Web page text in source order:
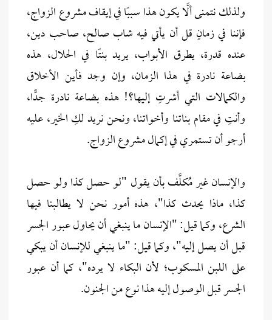
ولذلك نتمنى ألَّا يكون هذا سببًا في إيقاف مشروع الزواج،
فإننا في زمانٍ قل أن يأتي فيه شاب صالح، صاحب دين،
عنده قدرة، يطرق الأبواب، يريد بنتًا في الحلال، هذه
بضاعة نادرة في هذا الزمان، وإن وجد فأين الأخلاق
والكمالات التي أشرتِ إليها؟! هذه بضاعة نادرة جدًّا،
وأنتِ في مقام بناتنا وأخواتنا، ونحن نريد لكِ الخير، عليه
أرجو أن تستمري في إكمال مشروع الزواج.
والإنسان غير مُكلَّف بأن يقول "لو حصل كذا ولو حصل
كذا، ماذا يحدث كذا"، هذه أمور نحن لا يطالبنا فيها
الشرع، وكما قيل: "الإنسان ما ينبغي أن يحاول عبور الجسر
قبل أن يصل إليه"، وكما قيل: "ما ينبغي للإنسان أن يبكي
على اللبن المسكوب؛ لأن البكاء لا يرده"، كما أن عبور
الجسر قبل الوصول إليه هذا نوع من الجنون.